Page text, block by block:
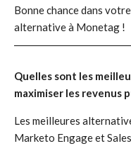
Bonne chance dans
alternative à Monetag !
Quelles sont les
maximiser les revenus
Les meilleures
Marketo Engage et